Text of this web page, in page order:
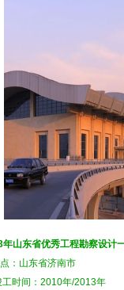
年山东省优秀工程勘察设计
：山东省济南市
工时间：2010年/2013年